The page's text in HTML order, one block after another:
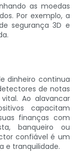
as moedas
Por exemplo, a
segurança 3D e
dinheiro continua
de notas
Ao alavancar
capacitam
finanças com
banqueiro ou
confiável é um
e tranquilidade.